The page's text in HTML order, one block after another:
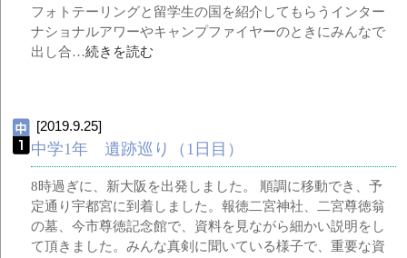
フォトテーリングと留学生の国を紹介してもらうインター
ナショナルアワーやキャンプファイヤーのときにみんなで
出し合…続きを読む
[2019.9.25]
中学1年 遺跡巡り（1日目）
8時過ぎに、新大阪を出発しました。 順調に移動でき、予
定通り宇都宮に到着しました。報徳二宮神社、二宮尊徳翁
の墓、今市尊徳記念館で、資料を見ながら細かい説明をし
て頂きました。みんな真剣に聞いている様子で、重要な資